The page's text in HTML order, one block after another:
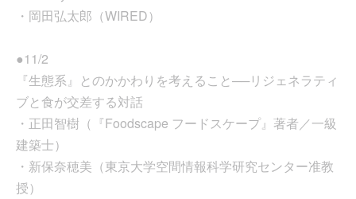
・岡田弘太郎（WIRED）
●11/2
『生態系』とのかかわりを考えること──リジェネラティ
ブと食が交差する対話
・正田智樹（『Foodscape フードスケープ』著者／一級
建築士）
・新保奈穂美（東京大学空間情報科学研究センター准教
授）